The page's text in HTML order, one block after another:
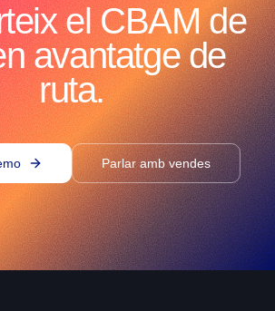
el CBAM de
avantatge de
ruta.
Parlar amb vendes